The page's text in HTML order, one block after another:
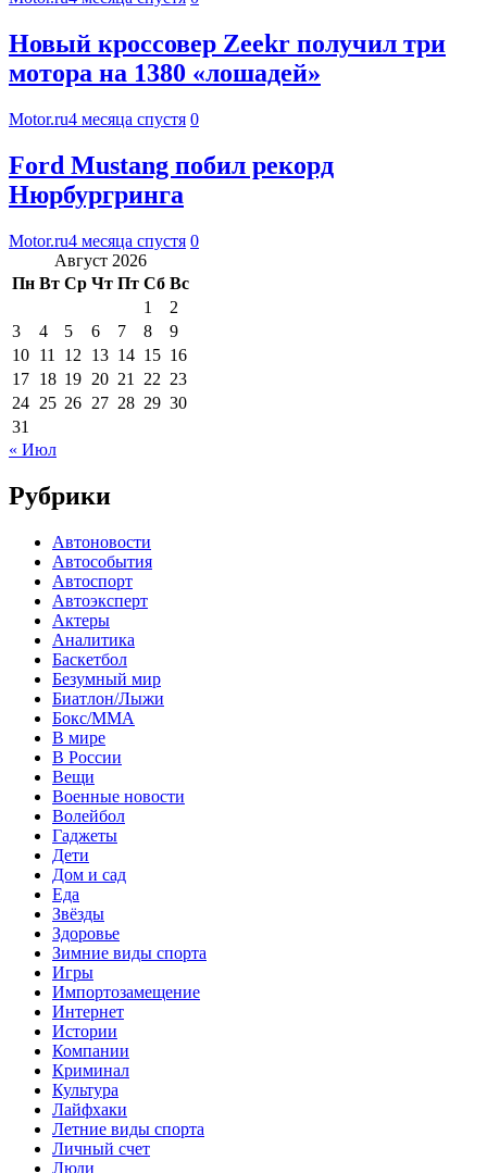
Новый кроссовер Zeekr получил три
мотора на 1380 «лошадей»
Motor.ru4 месяца спустя 0
Ford Mustang побил рекорд
Нюрбургринга
Motor.ru4 месяца спустя 0
Август 2026
Пн Вт Ср Чт Пт Сб Вс
1
2
3
4 5 6 7 8
9
10 11 12 13 14 15 16
17 18 19 20 21 22 23
24 25 26 27 28 29 30
31
« Июл
Рубрики
Автоновости
Автособытия
Автоспорт
Автоэксперт
Актеры
Аналитика
Баскетбол
Безумный мир
Биатлон/Лыжи
Бокс/MMA
В мире
В России
Вещи
Военные новости
Волейбол
Гаджеты
Дети
Дом и сад
Еда
Звёзды
Здоровье
Зимние виды спорта
Игры
Импортозамещение
Интернет
Истории
Компании
Криминал
Культура
Лайфхаки
Летние виды спорта
Личный счет
Люди